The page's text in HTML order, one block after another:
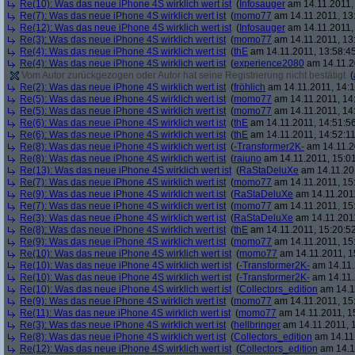
Re(10): Was das neue iPhone 4S wirklich wert ist ( Infosauger am
Re(7): Was das neue iPhone 4S wirklich wert ist (momo77 am 14.11.2011,
Re(12): Was das neue iPhone 4S wirklich wert ist ( Infosauger am
Re(3): Was das neue iPhone 4S wirklich wert ist (momo77 am 14.11.2011,
Re(4): Was das neue iPhone 4S wirklich wert ist (thE am 14.11.2011,
Re(4): Was das neue iPhone 4S wirklich wert ist (experience2080 am
Vom Autor zurückgezogen oder Autor hat seine Registrierung nicht bestätigt (
Re(2): Was das neue iPhone 4S wirklich wert ist (fröhlich am 14.11.2011,
Re(5): Was das neue iPhone 4S wirklich wert ist (momo77 am 14.11.2011,
Re(5): Was das neue iPhone 4S wirklich wert ist (momo77 am 14.11.2011,
Re(6): Was das neue iPhone 4S wirklich wert ist (thE am 14.11.2011,
Re(6): Was das neue iPhone 4S wirklich wert ist (thE am 14.11.2011,
Re(8): Was das neue iPhone 4S wirklich wert ist (-Transformer2K- am
Re(8): Was das neue iPhone 4S wirklich wert ist (raiuno am 14.11.2011,
Re(13): Was das neue iPhone 4S wirklich wert ist (RaStaDeluXe am
Re(7): Was das neue iPhone 4S wirklich wert ist (momo77 am 14.11.2011,
Re(9): Was das neue iPhone 4S wirklich wert ist (RaStaDeluXe am
Re(7): Was das neue iPhone 4S wirklich wert ist (momo77 am 14.11.2011,
Re(3): Was das neue iPhone 4S wirklich wert ist (RaStaDeluXe am
Re(8): Was das neue iPhone 4S wirklich wert ist (thE am 14.11.2011,
Re(9): Was das neue iPhone 4S wirklich wert ist (momo77 am 14.11.2011,
Re(10): Was das neue iPhone 4S wirklich wert ist (momo77 am 14.11.2011,
Re(10): Was das neue iPhone 4S wirklich wert ist (-Transformer2K- am
Re(10): Was das neue iPhone 4S wirklich wert ist (-Transformer2K- am
Re(10): Was das neue iPhone 4S wirklich wert ist (Collectors_edition am
Re(9): Was das neue iPhone 4S wirklich wert ist (momo77 am 14.11.2011,
Re(11): Was das neue iPhone 4S wirklich wert ist (momo77 am 14.11.2011,
Re(3): Was das neue iPhone 4S wirklich wert ist (hellbringer am 14.11.2011,
Re(8): Was das neue iPhone 4S wirklich wert ist (Collectors_edition am
Re(12): Was das neue iPhone 4S wirklich wert ist (Collectors_edition am